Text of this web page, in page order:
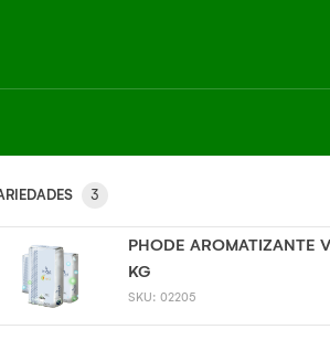
3
PHODE AROMATIZANTE
KG
SKU:02205